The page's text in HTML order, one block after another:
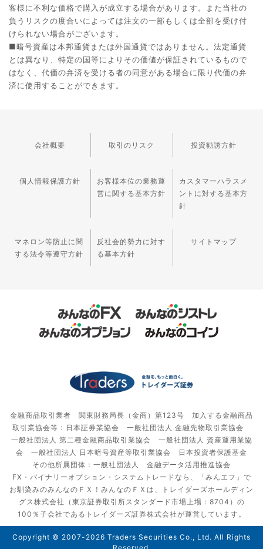
客様に不利な価格で購入が成立する場合があります。また当社の
負うリスクの度合いによっては注文の一部もしくは全部を受け付
けられない場合がございます。
■暗号資産は本邦通貨または外国通貨ではありません。法定通貨
とは異なり、特定の国等によりその価値が保証されているもので
はなく、代価の弁済を受ける者の同意がある場合に限り代価の弁
済に使用することができます。
会社概要 取引のリスク 投資勧誘方針
個人情報保護方針
お客様本位の業務運
営に関する基本方針
カスタマーハラスメ
ントに対する基本方
針
マネロン等防止に関
する法令等遵守方針
反社会的勢力に対す
る基本方針
サイトマップ
金融商品取引業者 関東財務局長（金商）第123号 加入する金融商品
取引業協会等：日本証券業協会 一般社団法人 金融先物取引業協会
一般社団法人 第二種金融商品取引業協会 一般社団法人 資産運用業協
会 一般社団法人 日本暗号資産等取引業協会 日本投資者保護基金
その他所属団体：一般社団法人 金融データ活用推進協会
FX・バイナリーオプション・システムトレードなら、「みんエフ」で
お馴染みのみんなのＦＸ！みんなのＦＸは、トレイダーズホールディン
グス株式会社（東京証券取引所スタンダード市場上場：8704）の
100％子会社であるトレイダーズ証券株式会社が運営しています。
Copyright © 2007-2026 Traders Securities Co., Ltd. All Rights